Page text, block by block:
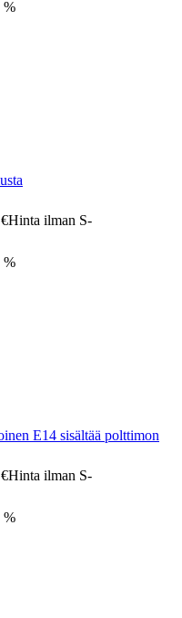
%
Hinta ilman S-
%
E14 sisältää polttimon
Hinta ilman S-
%